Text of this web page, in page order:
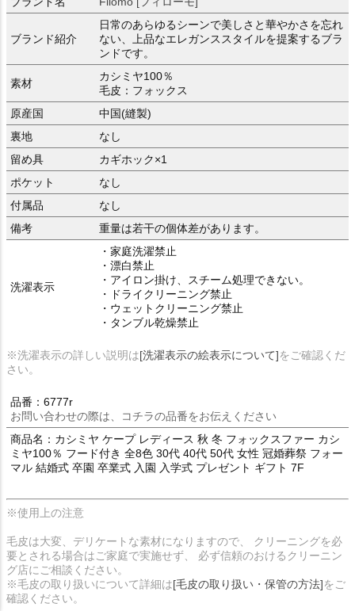
ブランド紹介
日常のあらゆるシーンで美しさと華やかさを忘れ
ない、上品なエレガンススタイルを提案するブラ
ンドです。
素材
カシミヤ100％
毛皮：フォックス
原産国
中国(縫製)
裏地
なし
留め具
カギホック×1
ポケット
なし
付属品
なし
備考
重量は若干の個体差があります。
洗濯表示
・家庭洗濯禁止
・漂白禁止
・アイロン掛け、スチーム処理できない。
・ドライクリーニング禁止
・ウェットクリーニング禁止
・タンブル乾燥禁止
※洗濯表示の詳しい説明は[洗濯表示の絵表示について]をご確認くだ
さい。
品番：6777r
お問い合わせの際は、コチラの品番をお伝えください
商品名：カシミヤ ケープ レディース 秋 冬 フォックスファー カシ
ミヤ100％ フード付き 全8色 30代 40代 50代 女性 冠婚葬祭 フォー
マル 結婚式 卒園 卒業式 入園 入学式 プレゼント ギフト 7F
※使用上の注意
毛皮は大変、デリケートな素材になりますので、 クリーニングを必
要とされる場合はご家庭で実施せず、 必ず信頼のおけるクリーニン
グ店にご相談ください。
※毛皮の取り扱いについて詳細は[毛皮の取り扱い・保管の方法]をご
確認ください。